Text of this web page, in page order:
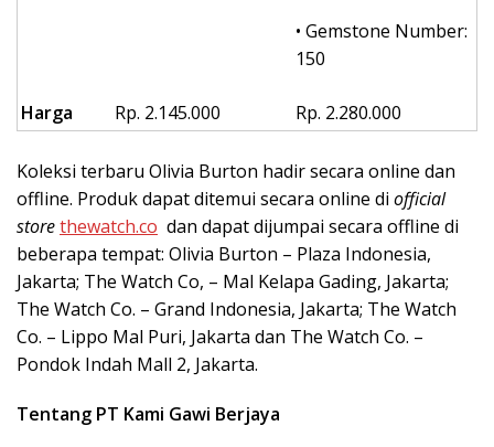
• Gemstone Number:
150
Harga Rp. 2.145.000 Rp. 2.280.000
Koleksi terbaru Olivia Burton hadir secara online dan
offline. Produk dapat ditemui secara online di official
storethewatch.co dan dapat dijumpai secara offline di
beberapa tempat: Olivia Burton – Plaza Indonesia,
Jakarta; The Watch Co, – Mal Kelapa Gading, Jakarta;
The Watch Co. – Grand Indonesia, Jakarta; The Watch
Co. – Lippo Mal Puri, Jakarta dan The Watch Co. –
Pondok Indah Mall 2, Jakarta.
Tentang PT Kami Gawi Berjaya